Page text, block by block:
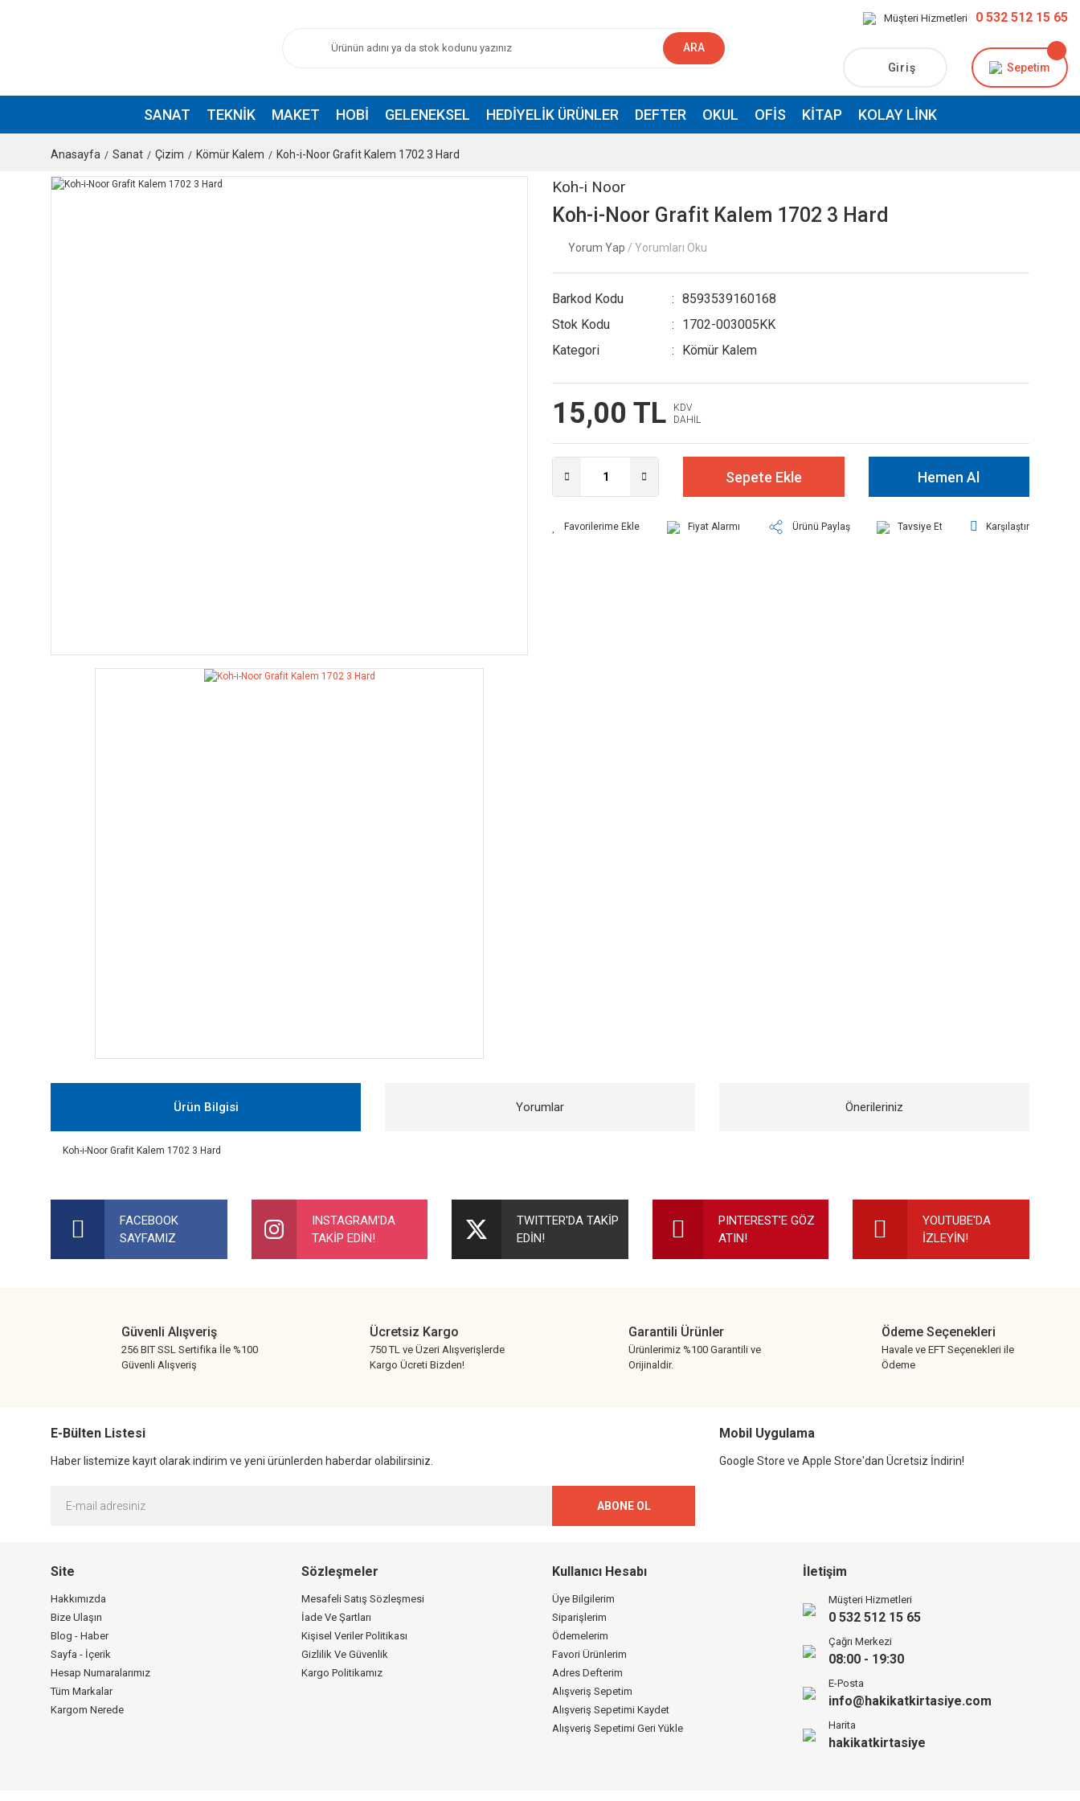
ARA
Müşteri Hizmetleri 0 532 512 15 65
Giriş Sepetim
SANAT TEKNIK MAKET HOBI GELENEKSEL HEDIYELIK ÜRÜNLER DEFTER OKUL OFIS KITAP KOLAY LINK
Anasayfa Sanat Çizim Kömür Kalem Koh-i-Noor Grafit Kalem 1702 3 Hard
Koh-i Noor
Koh-i-Noor Grafit Kalem 1702 3 Hard
Yorum Yap / Yorumları Oku
Barkod Kodu
8593539160168
Stok Kodu
1702-003005KK
Kategori
Kömür Kalem
15,00 TL
KDV
DAHİL
Sepete Ekle Hemen Al
Fiyat Alarmı Ürünü Paylaş Tavsiye Et Karşılaştır
Ürün Bilgisi Yorumlar Önerileriniz
Koh-i-Noor Grafit Kalem 1702 3 Hard
Bu ürüne ilk yorumu siz yapın!
Bu ürüne benzer farklı alternatifler olmalı.
FACEBOOK
SAYFAMIZ
INSTAGRAM'DA
TAKİP EDİN!
TWITTER'DA TAKİP
EDİN!
PINTEREST'E GÖZ
ATIN!
YOUTUBE'DA
İZLEYİN!
Güvenli Alışveriş
256 BIT SSL Sertifika İle %100
Güvenli Alışveriş
Ücretsiz Kargo
750 TL ve Üzeri Alışverişlerde
Kargo Ücreti Bizden!
Garantili Ürünler
Ürünlerimiz %100 Garantili ve
Orijinaldir.
Ödeme Seçenekleri
Havale ve EFT Seçenekleri ile
Ödeme
E-Bülten Listesi
Haber listemize kayıt olarak indirim ve yeni ürünlerden haberdar olabilirsiniz.
ABONE OL
Mobil Uygulama
Google Store ve Apple Store'dan Ücretsiz İndirin!
Site
Hakkımızda
Bize Ulaşın
Blog - Haber
Sayfa - İçerik
Hesap Numaralarımız
Tüm Markalar
Kargom Nerede
Sözleşmeler
Mesafeli Satış Sözleşmesi
İade Ve Şartları
Kişisel Veriler Politikası
Gizlilik Ve Güvenlik
Kargo Politikamız
Kullanıcı Hesabı
Üye Bilgilerim
Siparişlerim
Ödemelerim
Favori Ürünlerim
Adres Defterim
Alışveriş Sepetim
Alışveriş Sepetimi Kaydet
Alışveriş Sepetimi Geri Yükle
İletişim
Müşteri Hizmetleri
0 532 512 15 65
Çağrı Merkezi
08:00 - 19:30
E-Posta
info@hakikatkirtasiye.com
Harita
hakikatkirtasiye